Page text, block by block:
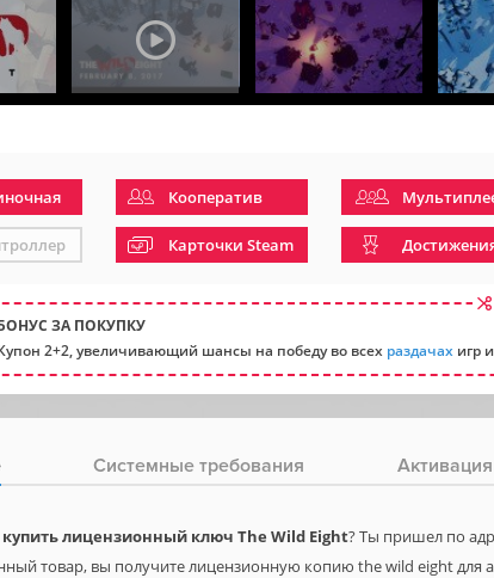
Кооператив
Карточки Steam
ЗА ПОКУПКУ
2+2, увеличивающий шансы на победу во всех раздачах игр
Системные требования Активация
купить лицензионный ключ The Wild Eight? Ты пришел по
товар, вы получите лицензионную копию the wild eight для